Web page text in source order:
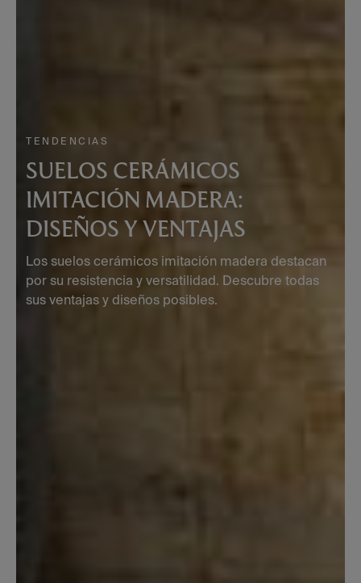
TENDENCIAS
SUELOS CERÁMICOS
IMITACIÓN MADERA:
DISEÑOS Y VENTAJAS
Los suelos cerámicos imitación madera destacan
por su resistencia y versatilidad. Descubre todas
sus ventajas y diseños posibles.